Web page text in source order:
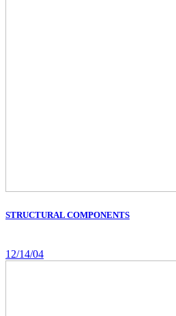
STRUCTURAL COMPONENTS
12/14/04